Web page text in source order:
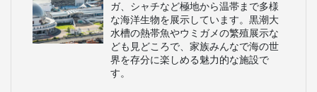
ガ、シャチなど極地から温帯まで多様
な海洋生物を展示しています。黒潮大
水槽の熱帯魚やウミガメの繁殖展示な
ども見どころで、家族みんなで海の世
界を存分に楽しめる魅力的な施設で
す。